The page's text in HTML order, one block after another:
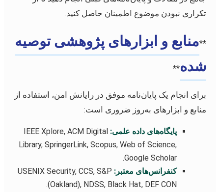
تکراری نبودن موضوع اطمینان حاصل کنید.
**منابع و ابزارهای پژوهشی توصیه
شده**
برای انجام یک پایان‌نامه موفق در رایانش امن، استفاده از
منابع و ابزارهای به‌روز ضروری است:
پایگاه‌های داده علمی: IEEE Xplore, ACM Digital
Library, SpringerLink, Scopus, Web of Science,
Google Scholar.
کنفرانس‌های معتبر: USENIX Security, CCS, S&P
(Oakland), NDSS, Black Hat, DEF CON.